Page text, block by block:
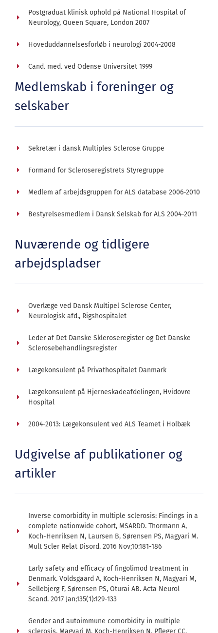
Postgraduat klinisk ophold på National Hospital of
Neurology, Queen Square, London 2007
Hoveduddannelsesforløb i neurologi 2004-2008
Cand. med. ved Odense Universitet 1999
Medlemskab i foreninger og
selskaber
Sekretær i dansk Multiples Sclerose Gruppe
Formand for Scleroseregistrets Styregruppe
Medlem af arbejdsgruppen for ALS database 2006-2010
Bestyrelsesmedlem i Dansk Selskab for ALS 2004-2011
Nuværende og tidligere
arbejdspladser
Overlæge ved Dansk Multipel Sclerose Center,
Neurologisk afd., Rigshospitalet
Leder af Det Danske Skleroseregister og Det Danske
Sclerosebehandlingsregister
Lægekonsulent på Privathospitalet Danmark
Lægekonsulent på Hjerneskadeafdelingen, Hvidovre
Hospital
2004-2013: Lægekonsulent ved ALS Teamet i Holbæk
Udgivelse af publikationer og
artikler
Inverse comorbidity in multiple sclerosis: Findings in a
complete nationwide cohort, MSARDD. Thormann A,
Koch-Henriksen N, Laursen B, Sørensen PS, Magyari M.
Mult Scler Relat Disord. 2016 Nov;10:181-186
Early safety and efficacy of fingolimod treatment in
Denmark. Voldsgaard A, Koch-Henriksen N, Magyari M,
Sellebjerg F, Sørensen PS, Oturai AB. Acta Neurol
Scand. 2017 Jan;135(1):129-133
Gender and autoimmune comorbidity in multiple
sclerosis. Magyari M, Koch-Henriksen N, Pfleger CC,